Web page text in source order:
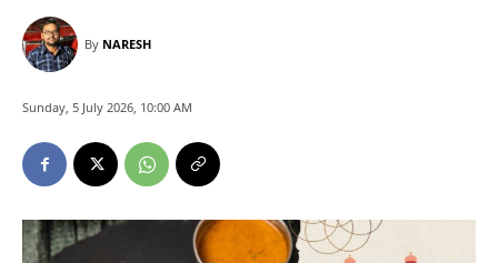
By NARESH
Sunday, 5 July 2026, 10:00 AM